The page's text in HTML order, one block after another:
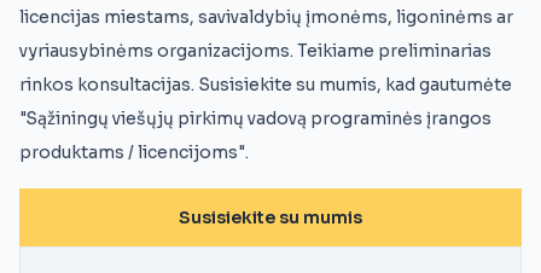
licencijas miestams, savivaldybių įmonėms, ligoninėms ar
vyriausybinėms organizacijoms. Teikiame preliminarias
rinkos konsultacijas. Susisiekite su mumis, kad gautumėte
"Sąžiningų viešųjų pirkimų vadovą programinės įrangos
produktams / licencijoms".
Susisiekite su mumis